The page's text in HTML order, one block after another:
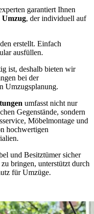
garantiert Ihnen
Umzug, der individuell auf
erstellt. Einfach
ausfüllen.
ist, deshalb bieten wir
bei der
Umzugsplanung.
umfasst nicht nur
Gegenstände, sondern
Möbelmontage und
hochwertigen
und Besitztümer sicher
bringen, unterstützt durch
für Umzüge.